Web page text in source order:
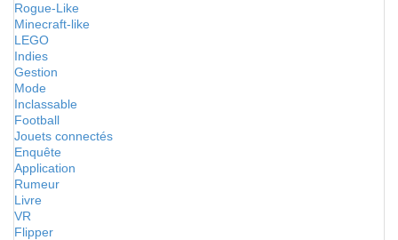
Rogue-Like
Minecraft-like
LEGO
Indies
Gestion
Mode
Inclassable
Football
Jouets connectés
Enquête
Application
Rumeur
Livre
VR
Flipper